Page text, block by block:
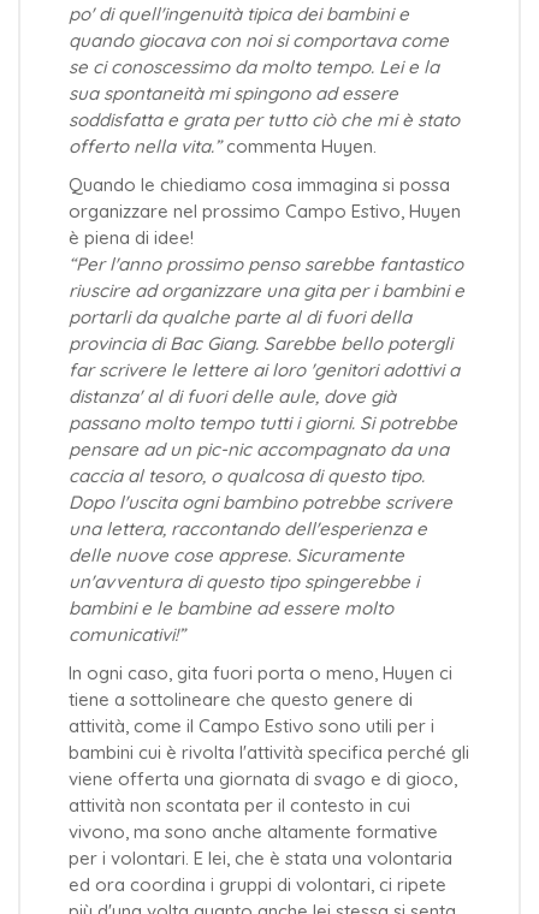
po' di quell'ingenuità tipica dei bambini e
quando giocava con noi si comportava come
se ci conoscessimo da molto tempo. Lei e la
sua spontaneità mi spingono ad essere
soddisfatta e grata per tutto ciò che mi è stato
offerto nella vita.”commenta Huyen.
Quando le chiediamo cosa immagina si possa
organizzare nel prossimo Campo Estivo, Huyen
è piena di idee!
“Per l'anno prossimo penso sarebbe fantastico
riuscire ad organizzare una gita per i bambini e
portarli da qualche parte al di fuori della
provincia di Bac Giang. Sarebbe bello potergli
far scrivere le lettere ai loro 'genitori adottivi a
distanza' al di fuori delle aule, dove già
passano molto tempo tutti i giorni. Si potrebbe
pensare ad un pic-nic accompagnato da una
caccia al tesoro, o qualcosa di questo tipo.
Dopo l'uscita ogni bambino potrebbe scrivere
una lettera, raccontando dell'esperienza e
delle nuove cose apprese. Sicuramente
un'avventura di questo tipo spingerebbe i
bambini e le bambine ad essere molto
comunicativi!”
In ogni caso, gita fuori porta o meno, Huyen ci
tiene a sottolineare che questo genere di
attività, come il Campo Estivo sono utili per i
bambini cui è rivolta l'attività specifica perché gli
viene offerta una giornata di svago e di gioco,
attività non scontata per il contesto in cui
vivono, ma sono anche altamente formative
per i volontari. E lei, che è stata una volontaria
ed ora coordina i gruppi di volontari, ci ripete